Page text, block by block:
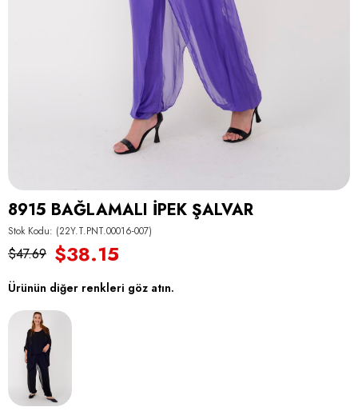
8915 BAĞLAMALI İPEK ŞALVAR
Stok Kodu (22Y.T.PNT.00016-007)
$47.69 $38.15
Ürünün diğer renkleri göz atın.